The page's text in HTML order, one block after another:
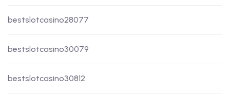
bestslotcasino28077
bestslotcasino30079
bestslotcasino30812